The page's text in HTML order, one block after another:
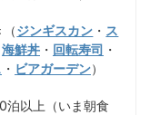
ジンギスカン ・ ス
海鮮丼 ・ 回転寿司 ・
・ ビアガーデン）
泊以上（いま朝食